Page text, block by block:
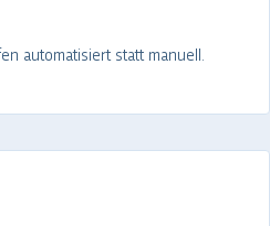
automatisiert statt manuell.